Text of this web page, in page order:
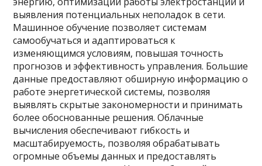
выявления потенциальных неполадок в сети.
Машинное обучение позволяет системам
самообучаться и адаптироваться к
изменяющимся условиям, повышая точность
прогнозов и эффективность управления. Большие
данные предоставляют обширную информацию о
работе энергетической системы, позволяя
выявлять скрытые закономерности и принимать
более обоснованные решения. Облачные
вычисления обеспечивают гибкость и
масштабируемость, позволяя обрабатывать
огромные объемы данных и предоставлять